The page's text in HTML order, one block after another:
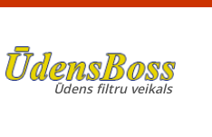
Ūdens filtru veikals